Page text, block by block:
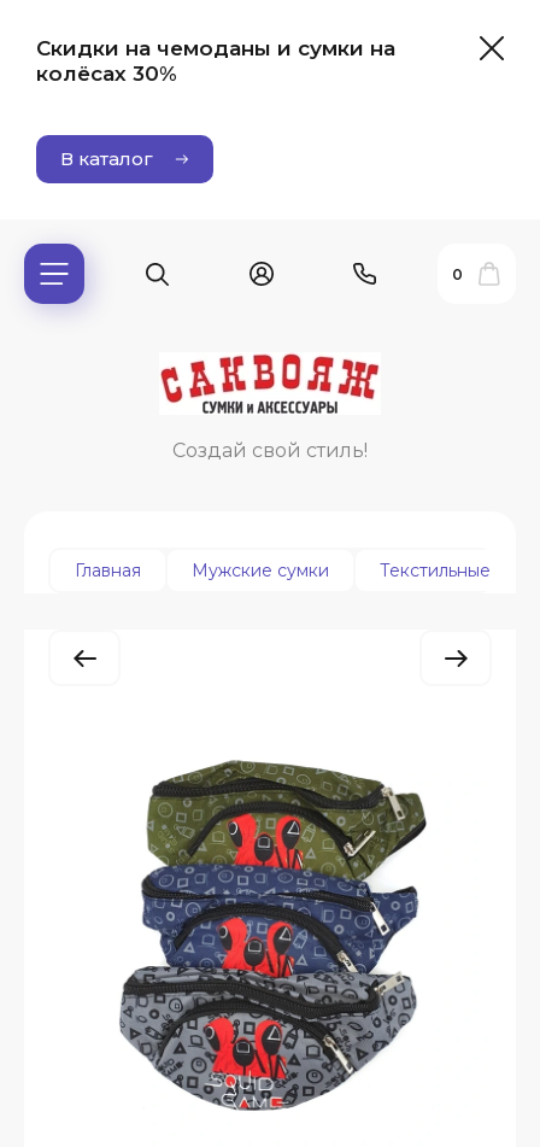
Скидки на чемоданы и сумки на
колёсах 30%
В каталог
0
Создай свой стиль!
Главная Мужские сумки Текстильные и